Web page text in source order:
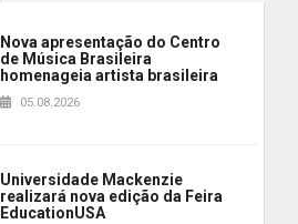
Nova apresentação do Centro
de Música Brasileira
homenageia artista brasileira
05.08.2026
Universidade Mackenzie
realizará nova edição da Feira
EducationUSA